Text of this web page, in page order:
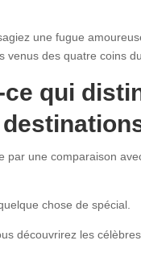
une fugue
venus des quatre coins
ce qui
par une comparaison
chose de spécial.
découvrirez les